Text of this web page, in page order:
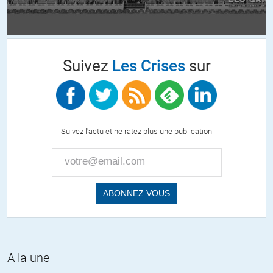
moins en moins « rentables » et de plus en plus innéficasse. Et
rendre l’état encore plus endettés afin de tout mettre dans les
Tiens le secteur privé et la grande distribution vient de livrer des
masques, merci le privé vous nous sauvez… on nous prend
vraiment pour des idiots. Toutes ces mises en scènes pour
imaginer après 40 ans de sape des états, qu’il s’agisse bêtement
ALERTER
07.05.2020 à 11h43
L’hypothèse la plus simple donc la plus crédible reste
– il y avait des masques dans les autres pays , les autres états
Suivez Les Crisessur
Suivez l'actu et ne ratez plus une publication
A la une